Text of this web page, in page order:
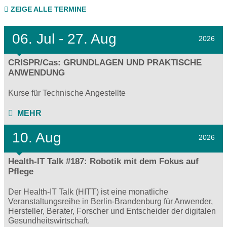
ZEIGE ALLE TERMINE
06. Jul - 27. Aug 2026
CRISPR/Cas: GRUNDLAGEN UND PRAKTISCHE
ANWENDUNG
Kurse für Technische Angestellte
MEHR
10. Aug 2026
Health-IT Talk #187: Robotik mit dem Fokus auf
Pflege
Der Health-IT Talk (HITT) ist eine monatliche
Veranstaltungsreihe in Berlin-Brandenburg für Anwender,
Hersteller, Berater, Forscher und Entscheider der digitalen
Gesundheitswirtschaft.